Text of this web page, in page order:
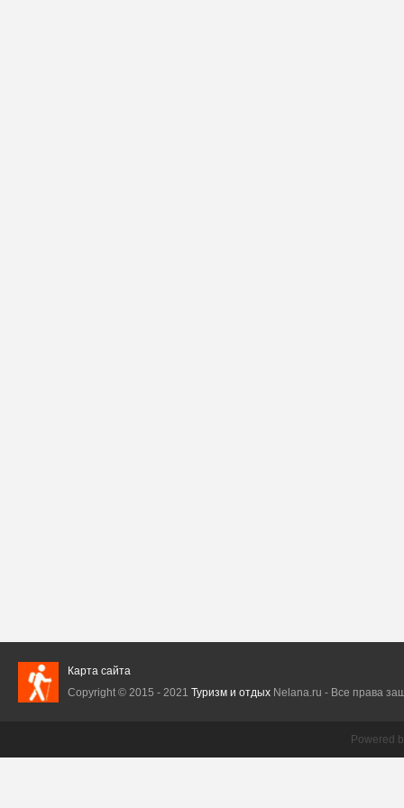
Карта сайта
Copyright © 2015 - 2021 Туризм и отдыхNelana.ru - Все права
Powered